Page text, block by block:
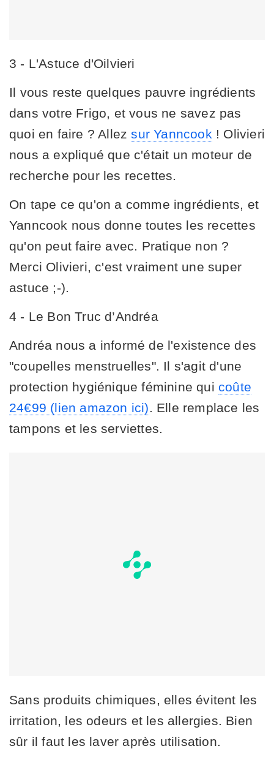
3 - L'Astuce d'Oilvieri
Il vous reste quelques pauvre ingrédients
dans votre Frigo, et vous ne savez pas
quoi en faire ? Allezsur Yanncook ! Olivieri
nous a expliqué que c'était un moteur de
recherche pour les recettes.
On tape ce qu'on a comme ingrédients, et
Yanncook nous donne toutes les recettes
qu'on peut faire avec. Pratique non ?
Merci Olivieri, c'est vraiment une super
astuce ;-).
4 - Le Bon Truc d’Andréa
Andréa nous a informé de l'existence des
"coupelles menstruelles". Il s'agit d'une
protection hygiénique féminine qui coûte
24€99 (lien amazon ici) . Elle remplace les
tampons et les serviettes.
Sans produits chimiques, elles évitent les
irritation, les odeurs et les allergies. Bien
sûr il faut les laver après utilisation.